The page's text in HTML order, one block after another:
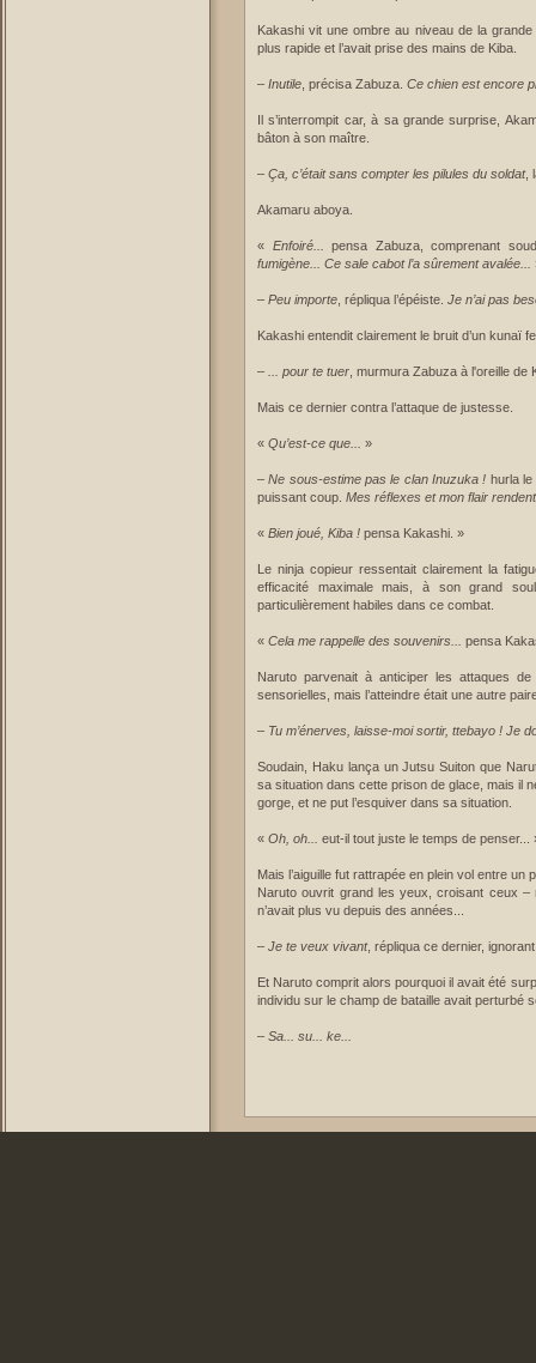
Kakashi vit une ombre au niveau de la
plus rapide et l’avait prise des mains de Kiba.
– Inutile , précisa Zabuza. Ce chien est encore
Il s’interrompit car, à sa grande surprise,
bâton à son maître.
– Ça, c’était sans compter les pilules du soldat,
Akamaru aboya.
« Enfoiré...
pensa Zabuza, comprenant
fumigène... Ce sale cabot l’a sûrement avalée...
– Peu importe , répliqua l’épéiste. Je n’ai pas
Kakashi entendit clairement le bruit d’un kunaï
– ... pour te tuer , murmura Zabuza à l'oreille de
Mais ce dernier contra l’attaque de justesse.
« Qu’est-ce que... »
–Ne sous-estime pas le clan Inuzuka ! hurla
puissant coup. Mes réflexes et mon flair
« Bien joué, Kiba ! pensa Kakashi. »
Le ninja copieur ressentait clairement la
efficacité maximale mais, à son grand
particulièrement habiles dans ce combat.
« Cela me rappelle des souvenirs... pensa
Naruto parvenait à anticiper les attaques
sensorielles, mais l’atteindre était une autre
– Tu m’énerves, laisse-moi sortir, ttebayo ! Je
Soudain, Haku lança un Jutsu Suiton que
sa situation dans cette prison de glace, mais il
gorge, et ne put l’esquiver dans sa situation.
« Oh, oh... eut-il tout juste le temps de penser...
Mais l’aiguille fut rattrapée en plein vol entre un
Naruto ouvrit grand les yeux, croisant ceux –
n’avait plus vu depuis des années...
– Je te veux vivant, répliqua ce dernier,
Et Naruto comprit alors pourquoi il avait été
individu sur le champ de bataille avait perturbé
– Sa... su... ke...